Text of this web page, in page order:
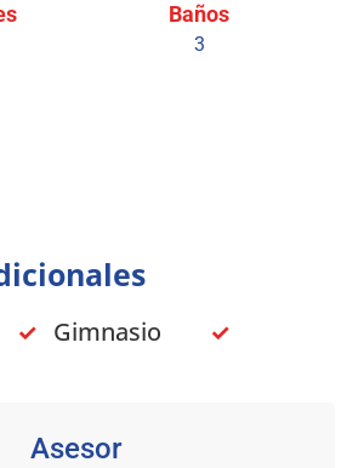
Baños
3
✓ Gimnasio ✓
Asesor